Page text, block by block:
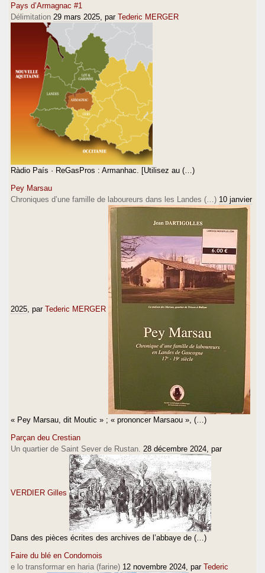
Pays d’Armagnac #1
Délimitation 29 mars 2025 , par Tederic MERGER
Ràdio País · ReGasPros : Armanhac. [Utilisez au (…)
Pey Marsau
Chroniques d’une famille de laboureurs dans les Landes (…) 10 janvier
2025 , par Tederic MERGER
« Pey Marsau, dit Moutic » ; « prononcer Marsaou », (…)
Parçan deu Crestian
Un quartier de Saint Sever de Rustan. 28 décembre 2024 , par
VERDIER Gilles
Dans des pièces écrites des archives de l’abbaye de (…)
Faire du blé en Condomois
e lo transformar en haria (farine) 12 novembre 2024 , par Tederic